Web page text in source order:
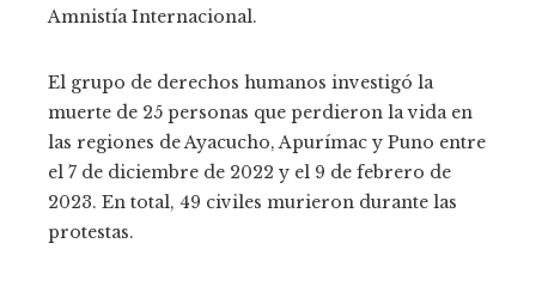
Amnistía Internacional.
El grupo de derechos humanos investigó la
muerte de 25 personas que perdieron la vida en
las regiones de Ayacucho, Apurímac y Puno entre
el 7 de diciembre de 2022 y el 9 de febrero de
2023. En total, 49 civiles murieron durante las
protestas.